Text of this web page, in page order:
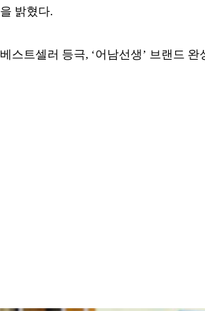
을 밝혔다.
베스트셀러 등극, ‘어남선생’ 브랜드 완